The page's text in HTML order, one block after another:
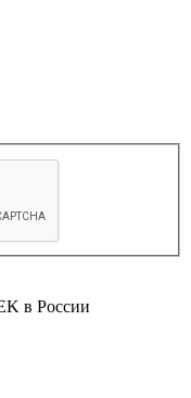
в России